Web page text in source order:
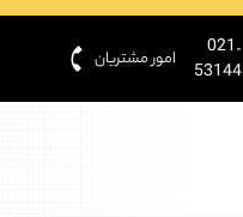
021-
53144
امور مشتریان